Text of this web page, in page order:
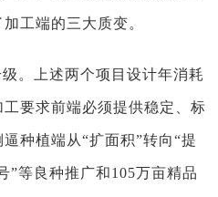
工端的三大质变。
。上述两个项目设计年消耗
要求前端必须提供稳定、标
种植端从“扩面积”转向“提
”等良种推广和105万亩精品